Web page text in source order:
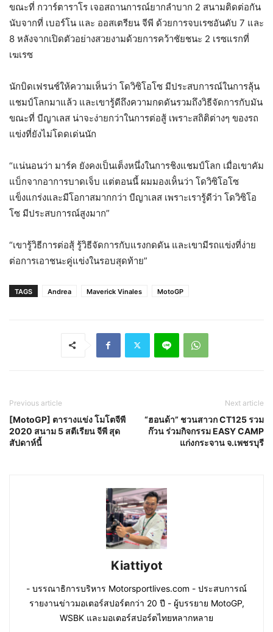
ขณะที่ กวาร์ตาราโร เจอสถานการณ์ยากลำบาก 2 สนามติดต่อกัน
นับจากที่ เบอร์โน และ ออสเตรียน จีพี ด้วยการจบเรซอันดับ 7 และ
8 หลังจากเปิดตัวอย่างสวยงามด้วยการคว้าชัยชนะ 2 เรซแรกที่
เฆเรซ
นักบิดเฟรนช์ให้ความเห็นว่า โดวิซิโอโซ มีประสบการณ์ในการลุ้น
แชมป์โลกมาแล้ว และเขารู้ดีถึงความกดดันรวมถึงวิธีจัดการกับมัน
ขณะที่ บีญาเลส น่าจะง่ายกว่าในการต่อสู้ เพราะสถิติต่างๆ ของรถ
แข่งที่ยังไม่โดดเด่นนัก
“แน่นอนว่า มาร์ค ยังคงเป็นเต็งหนึ่งในการชิงแชมป์โลก เมื่อเขาคัม
แบ็กจากอาการบาดเจ็บ แต่ตอนนี้ ผมมองเห็่นว่า โดวิซิโอโซ
แข็งแกร่งและมีโอกาสมากกว่า บีญาเลส เพราะเรารู้ดีว่า โดวิซิโอ
โซ มีประสบการณ์สูงมาก”
“เขารู้วิธีการต่อสุ้ รู้วิธีจัดการกับแรงกดดัน และเขามีรถแข่งที่ง่าย
ต่อการเอาชนะคู่แข่งในรอบสุดท้าย”
TAGS Andrea Maverick Vinales MotoGP
Previous article
[MotoGP] ตารางแข่ง โมโตจีพี
2020 สนาม 5 สตีเรียน จีพี สุด
สัปดาห์นี้
Next article
“ฮอนด้า” ชวนสาวก CT125 รวม
ก๊วน ร่วมกิจกรรม EASY CAMP
แก่งกระจาน จ.เพชรบุรี
Kiattiyot
- บรรณาธิการบริหาร Motorsportlives.com - ประสบการณ์
รายงานข่าวมอเตอร์สปอร์ตกว่า 20 ปี - ผู้บรรยาย MotoGP,
WSBK และมอเตอร์สปอร์ตไทยหลากหลาย